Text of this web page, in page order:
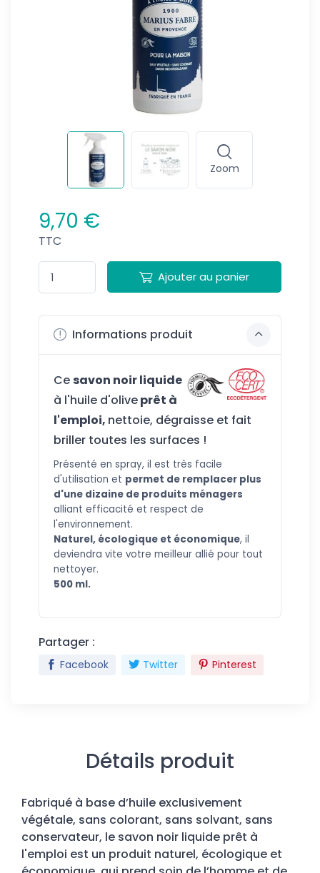
Zoom
9,70 €
TTC
Ajouter au panier
Informations produit
Ce savon noir liquide
à l'huile d'oliveprêt à
l'emploi, nettoie, dégraisse et fait
briller toutes les surfaces !
Présenté en spray, il est très facile
d'utilisation et permet de remplacer plus
d'une dizaine de produits ménagers
alliant efficacité et respect de
l'environnement.
Naturel, écologique et économique, il
deviendra vite votre meilleur allié pour tout
nettoyer.
500 ml.
Partager :
Facebook Twitter Pinterest
Détails produit
Fabriqué à base d’huile exclusivement
végétale, sans colorant, sans solvant, sans
conservateur, le savon noir liquide prêt à
l'emploi est un produit naturel, écologique et